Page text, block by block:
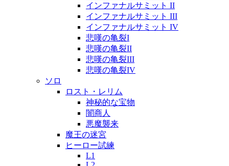
インファナルサミット II
インファナルサミット III
インファナルサミット IV
悲嘆の亀裂I
悲嘆の亀裂II
悲嘆の亀裂III
悲嘆の亀裂IV
ソロ
ロスト・レリム
神秘的な宝物
闇商人
悪魔襲来
魔王の迷宮
ヒーロー試練
L1